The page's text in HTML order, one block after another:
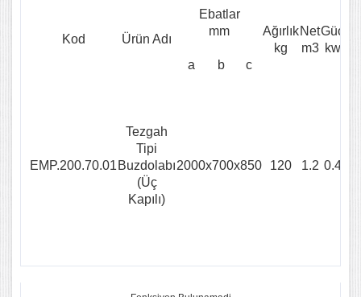
Kod Ürün Adı
Ebatlar
mm
Ağırlık
kg
Net
m3
Güç
kw
a b c
EMP.200.70.01
Tezgah
Tipi
Buzdolabı
(Üç
Kapılı)
2000x700x850 120 1.2 0.4